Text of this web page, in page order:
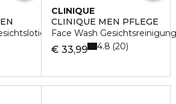
für Männer
CLINIQUE
CLINIQUE MEN PFLEGE
Face Wash Gesichtsreinigung
€ 33,99 4.8 20